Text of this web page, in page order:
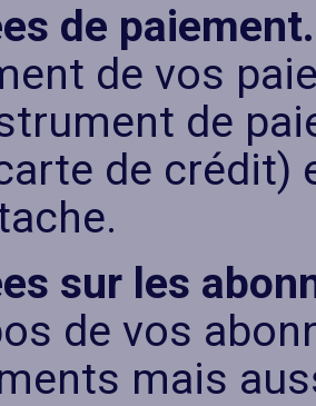
de
de vos
de
de crédit)
sur les
de vos
mais